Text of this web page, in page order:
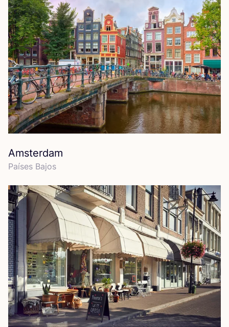
Amsterdam
Paí­ses Bajos